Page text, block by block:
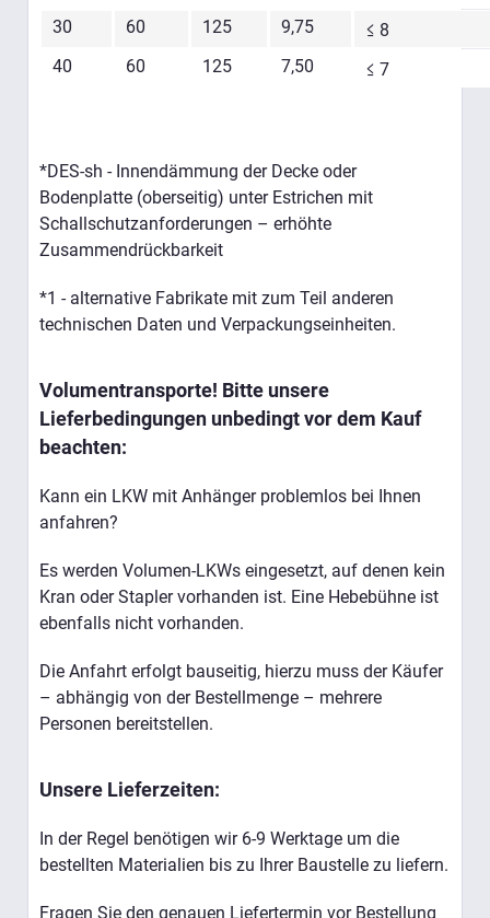
30
60 125 9,75
≤ 8
40
60 125 7,50 ≤ 7
*DES-sh - Innendämmung der Decke oder
Bodenplatte (oberseitig) unter Estrichen mit
Schallschutzanforderungen – erhöhte
Zusammendrückbarkeit
*1 - alternative Fabrikate mit zum Teil anderen
technischen Daten und Verpackungseinheiten.
Volumentransporte! Bitte unsere
Lieferbedingungen unbedingt vor dem Kauf
beachten:
Kann ein LKW mit Anhänger problemlos bei Ihnen
anfahren?
Es werden Volumen-LKWs eingesetzt, auf denen kein
Kran oder Stapler vorhanden ist. Eine Hebebühne ist
ebenfalls nicht vorhanden.
Die Anfahrt erfolgt bauseitig, hierzu muss der Käufer
– abhängig von der Bestellmenge – mehrere
Personen bereitstellen.
Unsere Lieferzeiten:
In der Regel benötigen wir 6-9 Werktage um die
bestellten Materialien bis zu Ihrer Baustelle zu liefern.
Fragen Sie den genauen Liefertermin vor Bestellung